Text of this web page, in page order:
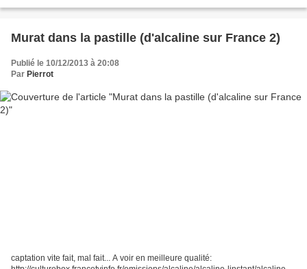
Murat dans la pastille (d'alcaline sur France 2)
Publié le 10/12/2013 à 20:08
Par Pierrot
captation vite fait, mal fait... A voir en meilleure qualité: